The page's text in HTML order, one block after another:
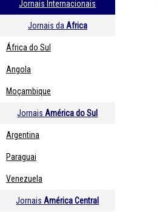
Jornais Internacionais
Jornais da Africa
África do Sul
Angola
Moçambique
Jornais América do Sul
Argentina
Paraguai
Venezuela
Jornais América Central